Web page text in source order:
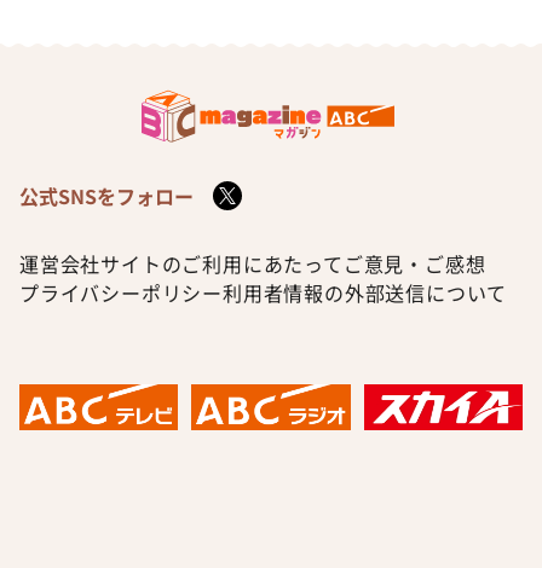
公式SNSをフォロー
運営会社サイトのご利用にあたって ご意見・ご感想
プライバシーポリシー利用者情報の外部送信について